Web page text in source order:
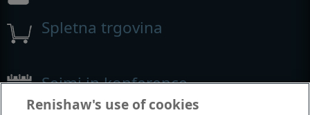
Spletna trgovina
Sejmi in konference
Renishaw's use of cookies